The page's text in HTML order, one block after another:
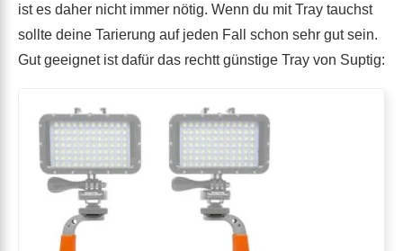
ist es daher nicht immer nötig. Wenn du mit Tray tauchst
sollte deine Tarierung auf jeden Fall schon sehr gut sein.
Gut geeignet ist dafür das rechtt günstige Tray von Suptig: